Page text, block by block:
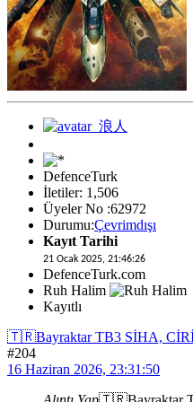
DefenceTurk
İletiler: 1,506
Üyeler No :62972
Durumu:Çevrimdışı
Kayıt Tarihi
21 Ocak 2025, 21:46:26
DefenceTurk.com
Ruh Halim
Kayıtlı
🇹🇷Bayraktar TB3 SİHA, CİRİT
#204
16 Haziran 2026, 23:31:50